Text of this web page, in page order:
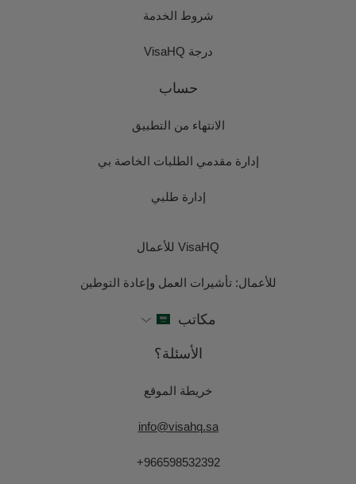
شروط الخدمة
درجة VisaHQ
حساب
الانتهاء من التطبيق
إدارة مقدمي الطلبات الخاصة بي
إدارة طلبي
VisaHQ للأعمال
للأعمال: تأشيرات العمل وإعادة التوطين
مكاتب
الأسئلة؟
خريطة الموقع
info@visahq.sa
+966598532392